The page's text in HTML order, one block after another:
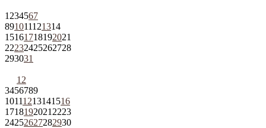
1 234567
891011121314
15161718192021
22232425262728
293031
1 2
3456789
10111213141516
1718192021 2223
24252627282930